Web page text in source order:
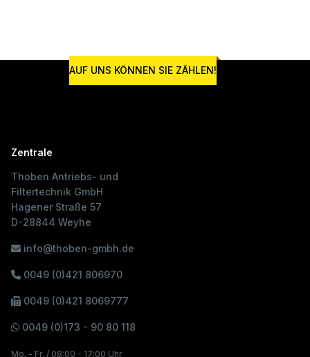
AUF UNS KÖNNEN SIE ZÄHLEN!
Zentrale
Thoben Antriebs- und
Filtertechnik GmbH
Hagener Straße 57
D-28844 Weyhe
info@thoben-gmbh.de
0049 (0)421 806970
0049 (0)421 8069777
0049 (0)173 - 90 80 118
Mo. - Fr. / 08:00 - 17:00 Uhr